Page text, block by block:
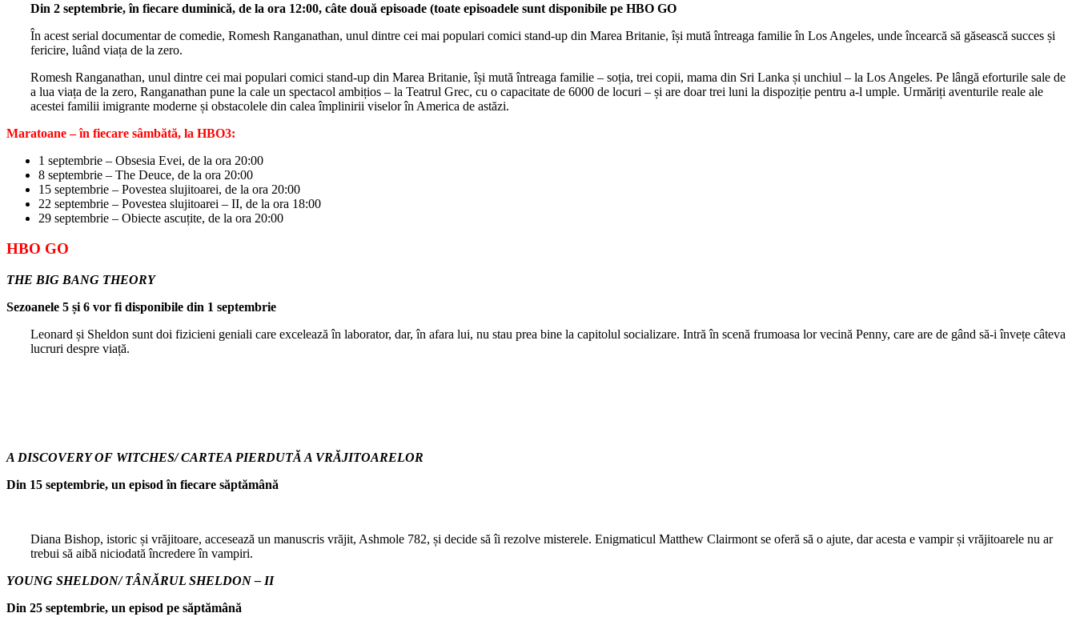
Din 2 septembrie, în fiecare duminică, de la ora 12:00, câte două episoade (toate episoadele sunt disponibile pe HBO GO
În acest serial documentar de comedie, Romesh Ranganathan, unul dintre cei mai populari comici stand-up din Marea Britanie, își mută întreaga familie în Los Angeles, unde încearcă să găsească succes și
fericire, luând viața de la zero.
Romesh Ranganathan, unul dintre cei mai populari comici stand-up din Marea Britanie, își mută întreaga familie – soția, trei copii, mama din Sri Lanka și unchiul – la Los Angeles. Pe lângă eforturile sale de
a lua viața de la zero, Ranganathan pune la cale un spectacol ambițios – la Teatrul Grec, cu o capacitate de 6000 de locuri – și are doar trei luni la dispoziție pentru a-l umple. Urmăriți aventurile reale ale
acestei familii imigrante moderne și obstacolele din calea împlinirii viselor în America de astăzi.
Maratoane – în fiecare sâmbătă, la HBO3:
1 septembrie – Obsesia Evei, de la ora 20:00
8 septembrie – The Deuce, de la ora 20:00
15 septembrie – Povestea slujitoarei, de la ora 20:00
22 septembrie – Povestea slujitoarei – II, de la ora 18:00
29 septembrie – Obiecte ascuțite, de la ora 20:00
HBO GO
THE BIG BANG THEORY
Sezoanele 5 și 6 vor fi disponibile din 1 septembrie
Leonard și Sheldon sunt doi fizicieni geniali care excelează în laborator, dar, în afara lui, nu stau prea bine la capitolul socializare. Intră în scenă frumoasa lor vecină Penny, care are de gând să-i învețe câteva
lucruri despre viață.
A DISCOVERY OF WITCHES/ CARTEA PIERDUTĂ A VRĂJITOARELOR
Din 15 septembrie, un episod în fiecare săptămână
Diana Bishop, istoric și vrăjitoare, accesează un manuscris vrăjit, Ashmole 782, și decide să îi rezolve misterele. Enigmaticul Matthew Clairmont se oferă să o ajute, dar acesta e vampir și vrăjitoarele nu ar
trebui să aibă niciodată încredere în vampiri.
YOUNG SHELDON/ TÂNĂRUL SHELDON – II
Din 25 septembrie, un episod pe săptămână